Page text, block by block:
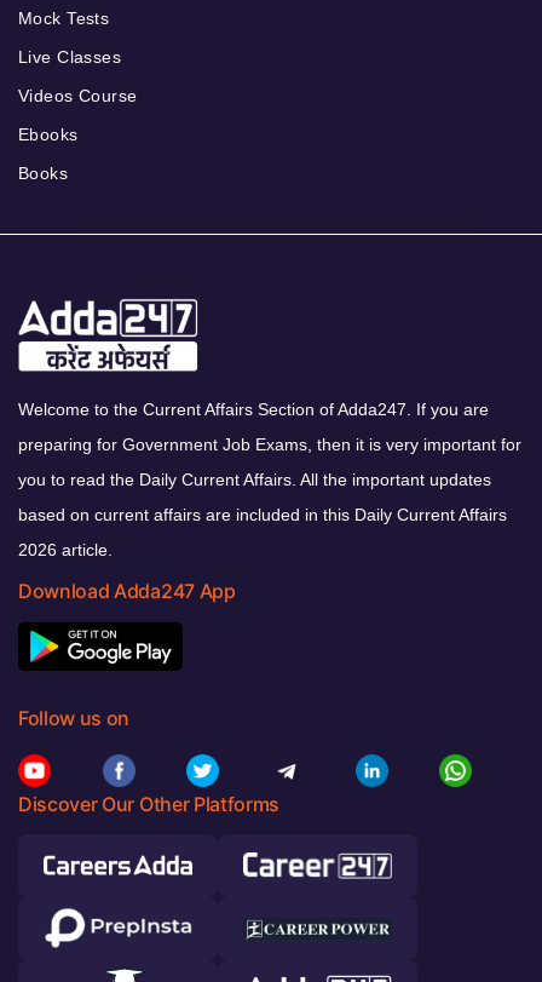
Mock Tests
Live Classes
Videos Course
Ebooks
Books
Welcome to the Current Affairs Section of Adda247. If you are
preparing for Government Job Exams, then it is very important for
you to read the Daily Current Affairs. All the important updates
based on current affairs are included in this Daily Current Affairs
2026 article.
Download Adda247 App
Follow us on
Discover Our Other Platforms